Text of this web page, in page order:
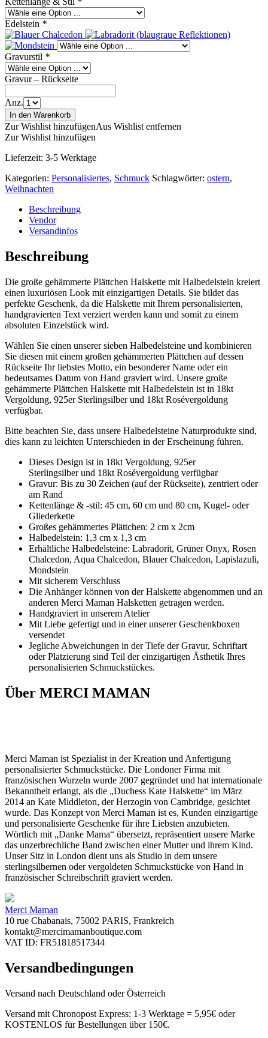
Edelstein *
Gravurstil *
Gravur – Rückseite
Anz.
In den Warenkorb
Zur Wishlist hinzufügenAus Wishlist entfernen
Zur Wishlist hinzufügen
Lieferzeit: 3-5 Werktage
Kategorien: Personalisiertes, Schmuck Schlagwörter: ostern,
Weihnachten
Beschreibung
Vendor
Versandinfos
Beschreibung
Die große gehämmerte Plättchen Halskette mit Halbedelstein kreiert
einen luxuriösen Look mit einzigartigen Details. Sie bildet das
perfekte Geschenk, da die Halskette mit Ihrem personalisierten,
handgravierten Text verziert werden kann und somit zu einem
absoluten Einzelstück wird.
Wählen Sie einen unserer sieben Halbedelsteine und kombinieren
Sie diesen mit einem großen gehämmerten Plättchen auf dessen
Rückseite Ihr liebstes Motto, ein besonderer Name oder ein
bedeutsames Datum von Hand graviert wird. Unsere große
gehämmerte Plättchen Halskette mit Halbedelstein ist in 18kt
Vergoldung, 925er Sterlingsilber und 18kt Rosévergoldung
verfügbar.
Bitte beachten Sie, dass unsere Halbedelsteine Naturprodukte sind,
dies kann zu leichten Unterschieden in der Erscheinung führen.
Dieses Design ist in 18kt Vergoldung, 925er
Sterlingsilber und 18kt Rosévergoldung verfügbar
Gravur: Bis zu 30 Zeichen (auf der Rückseite), zentriert oder
am Rand
Kettenlänge & -stil: 45 cm, 60 cm und 80 cm, Kugel- oder
Gliederkette
Großes gehämmertes Plättchen: 2 cm x 2cm
Halbedelstein: 1,3 cm x 1,3 cm
Erhältliche Halbedelsteine: Labradorit, Grüner Onyx, Rosen
Chalcedon, Aqua Chalcedon, Blauer Chalcedon, Lapislazuli,
Mondstein
Mit sicherem Verschluss
Die Anhänger können von der Halskette abgenommen und an
anderen Merci Maman Halsketten getragen werden.
Handgraviert in unserem Atelier
Mit Liebe gefertigt und in einer unserer Geschenkboxen
versendet
Jegliche Abweichungen in der Tiefe der Gravur, Schriftart
oder Platzierung sind Teil der einzigartigen Ästhetik Ihres
personalisierten Schmuckstückes.
Über MERCI MAMAN
Merci Maman ist Spezialist in der Kreation und Anfertigung
personalisierter Schmuckstücke. Die Londoner Firma mit
französischen Wurzeln wurde 2007 gegründet und hat internationale
Bekanntheit erlangt, als die „Duchess Kate Halskette“ im März
2014 an Kate Middleton, der Herzogin von Cambridge, gesichtet
wurde. Das Konzept von Merci Maman ist es, Kunden einzigartige
und personalisierte Geschenke für ihre Liebsten anzubieten.
Wörtlich mit „Danke Mama“ übersetzt, repräsentiert unsere Marke
das unzerbrechliche Band zwischen einer Mutter und ihrem Kind.
Unser Sitz in London dient uns als Studio in dem unsere
sterlingsilbernen oder vergoldeten Schmuckstücke von Hand in
französischer Schreibschrift graviert werden.
Merci Maman
10 rue Chabanais, 75002 PARIS, Frankreich
kontakt@mercimamanboutique.com
VAT ID: FR51818517344
Versandbedingungen
Versand nach Deutschland oder Österreich
Versand mit Chronopost Express: 1-3 Werktage = 5,95€ oder
KOSTENLOS für Bestellungen über 150€.